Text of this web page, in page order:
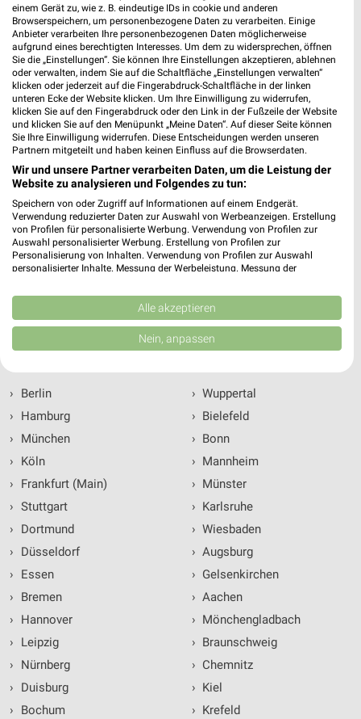
7 km
Premio Tuning Autozubehörkatalog 2026
Gültig 2026
ALLE PROSPEKTE
Prospekte und Angebote von Autoplus
Hier findest Du das aktuelle Prospekt sowie Angebote und
weitere Prospekte von Autoplus. Autoplus bietet Dir unter
anderem Prospekte rund um das Thema Auto & Motorrad. Mit
weekli hast Du alle Angebote und Schnäppchen von Autoplus
Schnäppchen finden und Geld sparen.
Top Städte
›
Berlin
›
Hamburg
›
München
›
Köln
›
Frankfurt (Main)
› Stuttgart
›
Dortmund
›
Düsseldorf
›
Essen
›
Bremen
›
Hannover
›
Leipzig
›
Nürnberg
›
Duisburg
›
Bochum
› Wuppertal
› Bielefeld
› Bonn
› Mannheim
› Münster
› Karlsruhe
› Wiesbaden
› Augsburg
› Gelsenkirchen
› Aachen
› Mönchengladbach
› Braunschweig
› Chemnitz
› Kiel
› Krefeld
einem Gerät zu, wie z. B. eindeutige IDs in cookie und anderen
Browserspeichern, um personenbezogene Daten zu verarbeiten. Einige
Anbieter verarbeiten Ihre personenbezogenen Daten möglicherweise
aufgrund eines berechtigten Interesses. Um dem zu widersprechen, öffnen
Sie die „Einstellungen“. Sie können Ihre Einstellungen akzeptieren, ablehnen
oder verwalten, indem Sie auf die Schaltfläche „Einstellungen verwalten“
klicken oder jederzeit auf die Fingerabdruck-Schaltfläche in der linken
unteren Ecke der Website klicken. Um Ihre Einwilligung zu widerrufen,
klicken Sie auf den Fingerabdruck oder den Link in der Fußzeile der Website
und klicken Sie auf den Menüpunkt „Meine Daten“. Auf dieser Seite können
Sie Ihre Einwilligung widerrufen. Diese Entscheidungen werden unseren
Partnern mitgeteilt und haben keinen Einfluss auf die Browserdaten.
Wir und unsere Partner verarbeiten Daten, um die Leistung der
Website zu analysieren und Folgendes zu tun:
Speichern von oder Zugriff auf Informationen auf einem Endgerät.
Verwendung reduzierter Daten zur Auswahl von Werbeanzeigen. Erstellung
von Profilen für personalisierte Werbung. Verwendung von Profilen zur
Auswahl personalisierter Werbung. Erstellung von Profilen zur
Personalisierung von Inhalten. Verwendung von Profilen zur Auswahl
personalisierter Inhalte. Messung der Werbeleistung. Messung der
Kombinationen von Daten aus verschiedenen Quellen. Entwicklung und
Verbesserung der Angebote. Verwendung reduzierter Daten zur Auswahl
von Inhalten.
Daten können außerhalb der Europäischen Union weitergegeben und in die
Website/App.
Partnerliste anzeigen (1 IAB-Anbieter)
Wir nutzen Ihre Daten für folgende Zwecke:
IAB-Verarbeitungszwecke:
Speichern von oder Zugriff auf Informationen
auf einem Endgerät
Verwendung reduzierter Daten zur Auswahl von
Werbeanzeigen
Erstellung von Profilen für personalisierte
Werbung
Verwendung von Profilen zur Auswahl
personalisierter Werbung
Erstellung von Profilen zur Personalisierung
von Inhalten
Verwendung von Profilen zur Auswahl
personalisierter Inhalte
Alle akzeptieren
Nein, anpassen